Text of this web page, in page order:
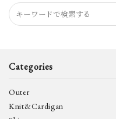
Categories
Outer
Knit&Cardigan